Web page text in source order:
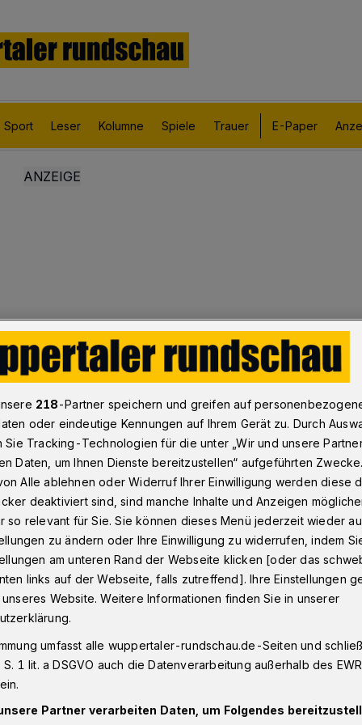
Sport Leser Kolumne Spiele Trauer E-Paper
hat Fragen zur Gebäudemanagement-Zukunft
zur
Zukunft
CDU will mehr über den Stand bei der
im städtischen
Man habe „vor dem Hintergrund der
gestellt.
218-Partner speichern und greifen auf
oder eindeutige Kennungen auf Ihrem Gerät zu. Durch
Sie Tracking-Technologien für die unter „Wir und unsere
Daten, um Ihnen Dienste bereitzustellen“ aufgeführten
Alle ablehnen oder Widerruf Ihrer Einwilligung werden diese
deaktiviert sind, sind manche Inhalte und Anzeigen
so relevant für Sie. Sie können dieses Menü jederzeit wieder
zu ändern oder Ihre Einwilligung zu widerrufen, indem
am unteren Rand der Webseite klicken [oder das
links auf der Webseite, falls zutreffend]. Ihre Einstellungen
Website. Weitere Informationen finden Sie in unserer
umfasst alle wuppertaler-rundschau.de-Seiten und
1 lit. a DSGVO auch die Datenverarbeitung außerhalb des
Partner verarbeiten Daten, um Folgendes